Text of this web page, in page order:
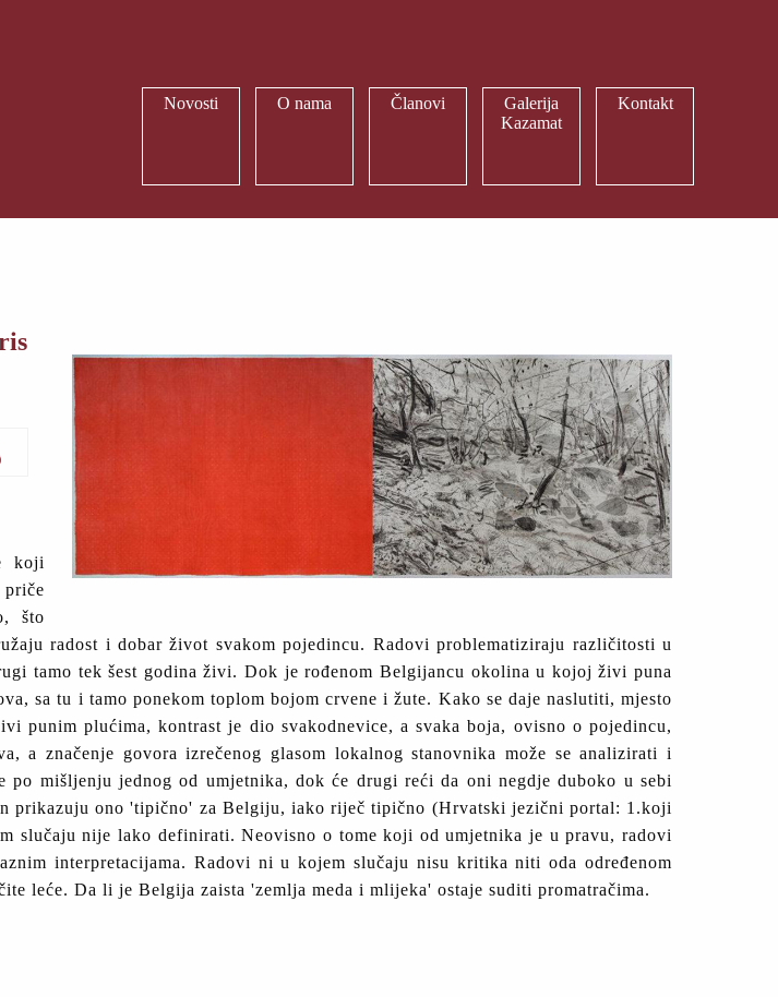
Novosti O nama Članovi
Galerija
Kazamat
Kontakt
koji
što
radost i dobar život svakom pojedincu. Radovi problematiziraju različitosti u
tamo tek šest godina živi. Dok je rođenom Belgijancu okolina u kojoj živi puna
sa tu i tamo ponekom toplom bojom crvene i žute. Kako se daje naslutiti, mjesto
punim plućima, kontrast je dio svakodnevice, a svaka boja, ovisno o pojedincu,
značenje govora izrečenog glasom lokalnog stanovnika može se analizirati i
mišljenju jednog od umjetnika, dok će drugi reći da oni negdje duboko u sebi
prikazuju ono 'tipično' za Belgiju, iako riječ tipično (Hrvatski jezični portal: 1.koji
slučaju nije lako definirati. Neovisno o tome koji od umjetnika je u pravu, radovi
interpretacijama. Radovi ni u kojem slučaju nisu kritika niti oda određenom
leće. Da li je Belgija zaista 'zemlja meda i mlijeka' ostaje suditi promatračima.